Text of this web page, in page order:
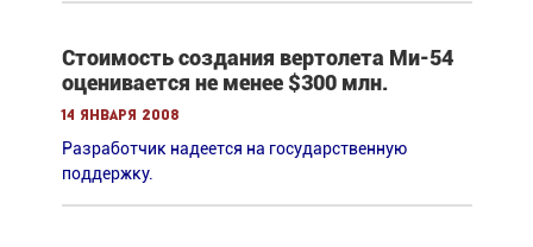
Стоимость создания вертолета Ми-54
оценивается не менее $300 млн.
14 января 2008
Разработчик надеется на государственную
поддержку.